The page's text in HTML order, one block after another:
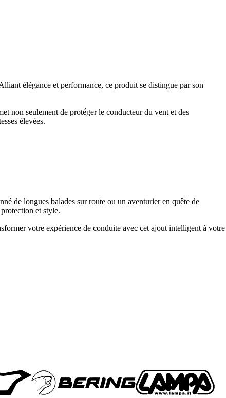
élégance et performance, ce produit se distingue par son
non seulement de protéger le conducteur du vent et des
élevées.
de longues balades sur route ou un aventurier en quête de
et style.
votre expérience de conduite avec cet ajout intelligent à votre